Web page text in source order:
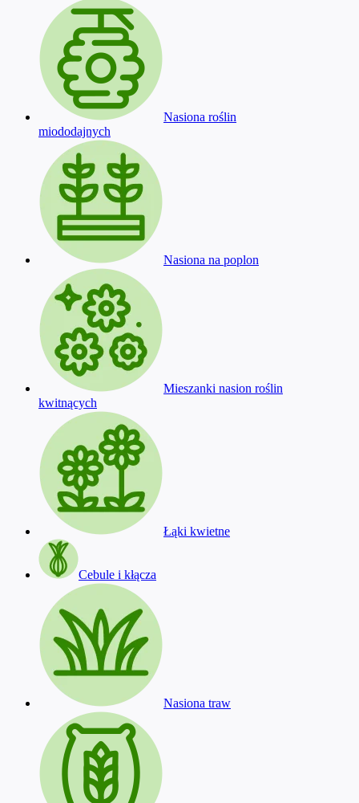
Nasiona roślin
miododajnych
Nasiona na poplon
Mieszanki nasion roślin
kwitnących
Łąki kwietne
Cebule i kłącza
Nasiona traw